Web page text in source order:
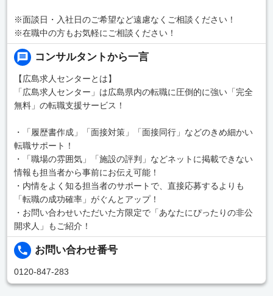
※面談日・入社日のご希望など遠慮なくご相談ください！
※在職中の方もお気軽にご相談ください！
コンサルタントから一言
【広島求人センターとは】
「広島求人センター」は広島県内の転職に圧倒的に強い「完全
無料」の転職支援サービス！
・「履歴書作成」「面接対策」「面接同行」などのきめ細かい
転職サポート！
・「職場の雰囲気」「施設の評判」などネットに掲載できない
情報も担当者から事前にお伝え可能！
・内情をよく知る担当者のサポートで、直接応募するよりも
「転職の成功確率」がぐんとアップ！
・お問い合わせいただいた方限定で「あなたにぴったりの非公
開求人」もご紹介！
お問い合わせ番号
0120-847-283